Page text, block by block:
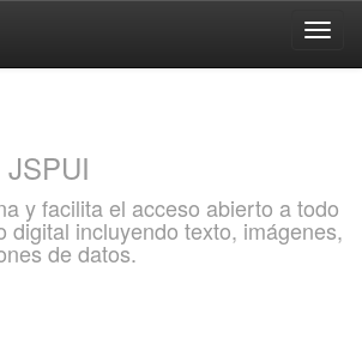
JSPUI
y facilita el acceso abierto a todo
digital incluyendo texto, imágenes,
de datos.